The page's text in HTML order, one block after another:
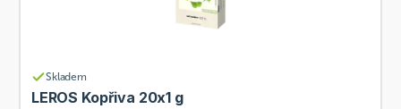
Skladem
LEROS Kopřiva 20x1 g